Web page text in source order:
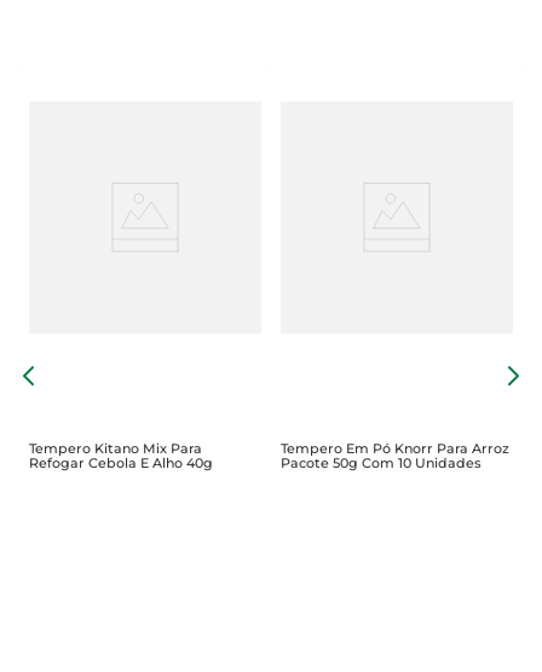
Tempero Kitano Mix Para
Refogar Cebola E Alho 40g
Tempero Em Pó Knorr Para Arroz
Pacote 50g Com 10 Unidades